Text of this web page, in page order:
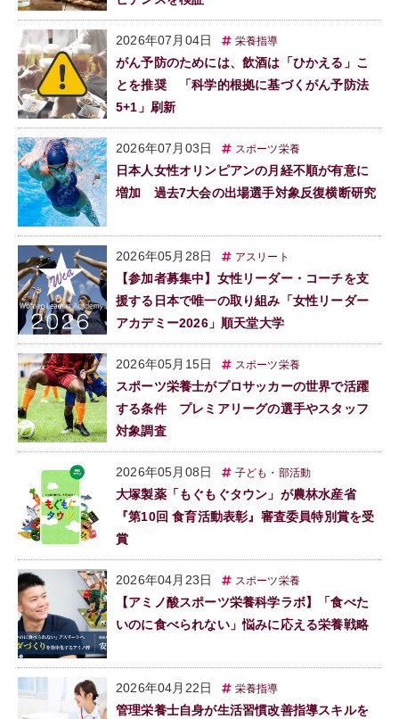
2026年07月04日 栄養指導
がん予防のためには、飲酒は「ひかえる」こ
とを推奨 「科学的根拠に基づくがん予防法
5+1」刷新
2026年07月03日 スポーツ栄養
日本人女性オリンピアンの月経不順が有意に
増加 過去7大会の出場選手対象反復横断研究
2026年05月28日 アスリート
【参加者募集中】女性リーダー・コーチを支
援する日本で唯一の取り組み「女性リーダー
アカデミー2026」順天堂大学
2026年05月15日 スポーツ栄養
スポーツ栄養士がプロサッカーの世界で活躍
する条件 プレミアリーグの選手やスタッフ
対象調査
2026年05月08日 子ども・部活動
大塚製薬「もぐもぐタウン」が農林水産省
『第10回 食育活動表彰』審査委員特別賞を受
賞
2026年04月23日 スポーツ栄養
【アミノ酸スポーツ栄養科学ラボ】「食べた
いのに食べられない」悩みに応える栄養戦略
2026年04月22日 栄養指導
管理栄養士自身が生活習慣改善指導スキルを